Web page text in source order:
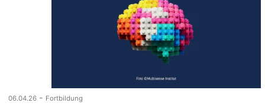
06.04.26 - Fortbildung